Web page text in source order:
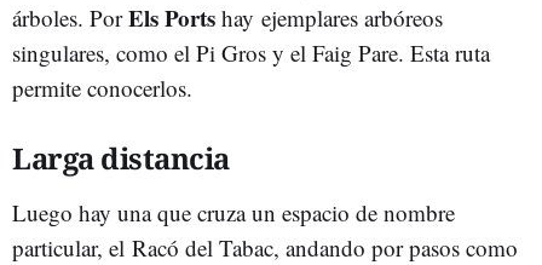
árboles. PorEls Ports hay ejemplares arbóreos
singulares, como el Pi Gros y el Faig Pare. Esta ruta
permite conocerlos.
Larga distancia
Luego hay una que cruza un espacio de nombre
particular, el Racó del Tabac, andando por pasos como